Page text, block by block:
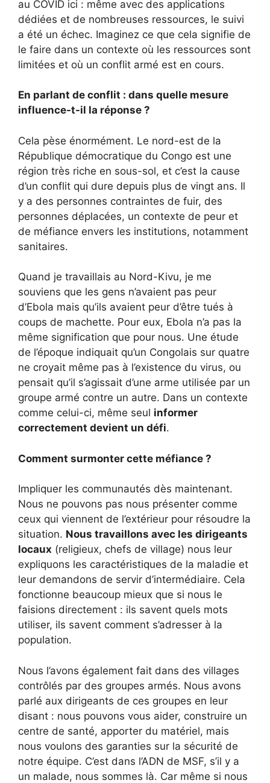
au COVID ici : même avec des applications
dédiées et de nombreuses ressources, le suivi
a été un échec. Imaginez ce que cela signifie de
le faire dans un contexte où les ressources sont
limitées et où un conflit armé est en cours.
En parlant de conflit : dans quelle mesure
influence-t-il la réponse ?
Cela pèse énormément. Le nord-est de la
République démocratique du Congo est une
région très riche en sous-sol, et c’est la cause
d’un conflit qui dure depuis plus de vingt ans. Il
y a des personnes contraintes de fuir, des
personnes déplacées, un contexte de peur et
de méfiance envers les institutions, notamment
sanitaires.
Quand je travaillais au Nord-Kivu, je me
souviens que les gens n’avaient pas peur
d’Ebola mais qu’ils avaient peur d’être tués à
coups de machette. Pour eux, Ebola n’a pas la
même signification que pour nous. Une étude
de l’époque indiquait qu’un Congolais sur quatre
ne croyait même pas à l’existence du virus, ou
pensait qu’il s’agissait d’une arme utilisée par un
groupe armé contre un autre. Dans un contexte
comme celui-ci, même seul informer
correctement devient un défi.
Comment surmonter cette méfiance ?
Impliquer les communautés dès maintenant.
Nous ne pouvons pas nous présenter comme
ceux qui viennent de l’extérieur pour résoudre la
situation. Nous travaillons avec les dirigeants
locaux (religieux, chefs de village) nous leur
expliquons les caractéristiques de la maladie et
leur demandons de servir d’intermédiaire. Cela
fonctionne beaucoup mieux que si nous le
faisions directement : ils savent quels mots
utiliser, ils savent comment s’adresser à la
population.
Nous l’avons également fait dans des villages
contrôlés par des groupes armés. Nous avons
parlé aux dirigeants de ces groupes en leur
disant : nous pouvons vous aider, construire un
centre de santé, apporter du matériel, mais
nous voulons des garanties sur la sécurité de
notre équipe. C’est dans l’ADN de MSF, s’il y a
un malade, nous sommes là. Car même si nous